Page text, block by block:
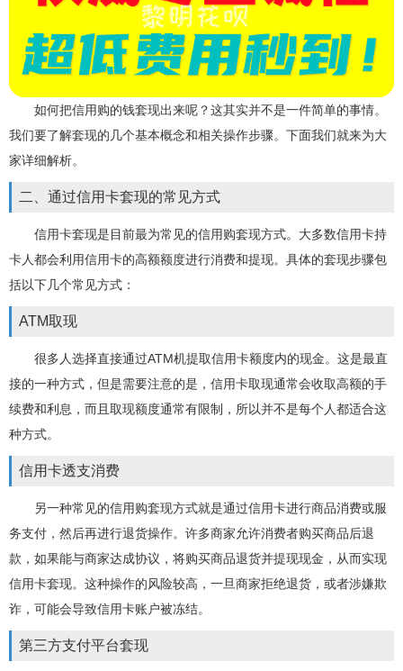
如何把信用购的钱套现出来呢？这其实并不是一件简单的事情。
我们要了解套现的几个基本概念和相关操作步骤。下面我们就来为大
家详细解析。
二、通过信用卡套现的常见方式
信用卡套现是目前最为常见的信用购套现方式。大多数信用卡持
卡人都会利用信用卡的高额额度进行消费和提现。具体的套现步骤包
括以下几个常见方式：
ATM取现
很多人选择直接通过ATM机提取信用卡额度内的现金。这是最直
接的一种方式，但是需要注意的是，信用卡取现通常会收取高额的手
续费和利息，而且取现额度通常有限制，所以并不是每个人都适合这
种方式。
信用卡透支消费
另一种常见的信用购套现方式就是通过信用卡进行商品消费或服
务支付，然后再进行退货操作。许多商家允许消费者购买商品后退
款，如果能与商家达成协议，将购买商品退货并提现现金，从而实现
信用卡套现。这种操作的风险较高，一旦商家拒绝退货，或者涉嫌欺
诈，可能会导致信用卡账户被冻结。
第三方支付平台套现